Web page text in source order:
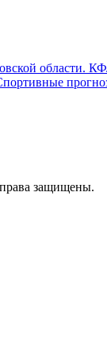
области.
защищены.